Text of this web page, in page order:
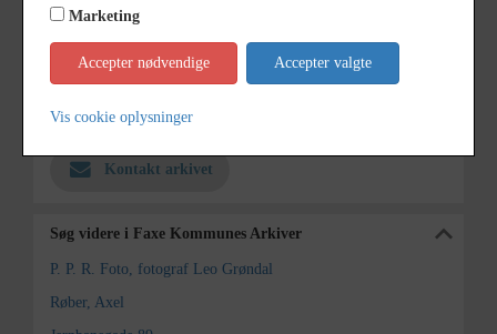
Type Sogn (1000-2050)
Enhed Haslev Sogn (1000-2050)
Arkiv
Kontakt arkivet
Søg videre i Faxe Kommunes Arkiver
P. P. R. Foto, fotograf Leo Grøndal
Røber, Axel
Marketing
Accepter nødvendige Accepter valgte
Vis cookie oplysninger